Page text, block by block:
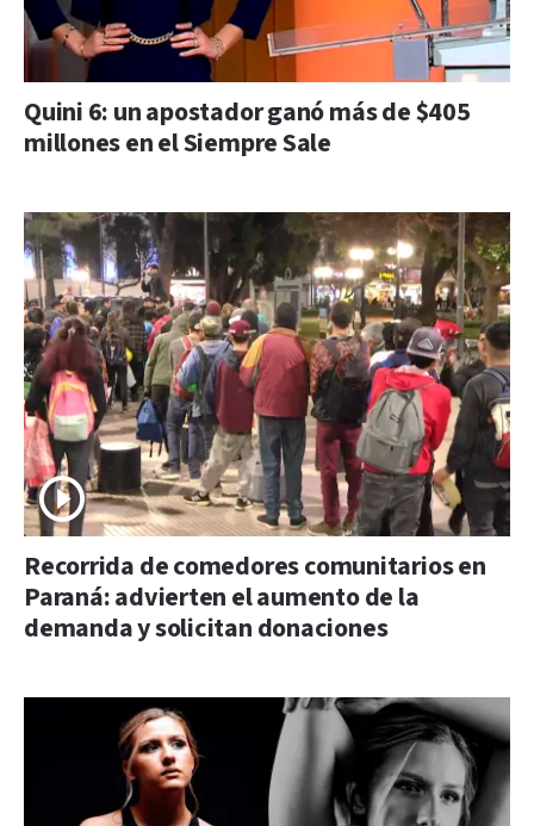
Quini 6: un apostador ganó más de $405
millones en el Siempre Sale
Recorrida de comedores comunitarios en
Paraná: advierten el aumento de la
demanda y solicitan donaciones